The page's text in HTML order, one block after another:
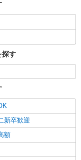
探す
新卒歓迎
額